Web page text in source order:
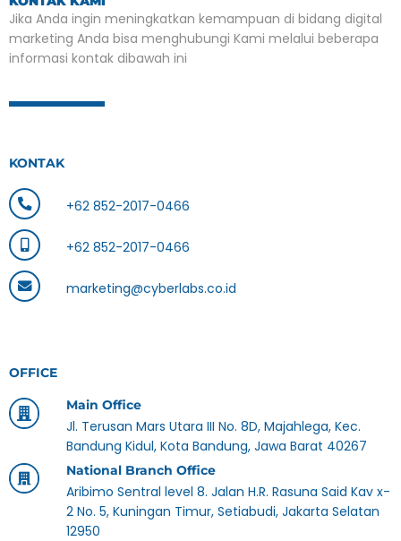
Jika Anda ingin meningkatkan kemampuan di bidang digital
marketing Anda bisa menghubungi Kami melalui beberapa
informasi kontak dibawah ini
KONTAK
+62 852-2017-0466
+62 852-2017-0466
marketing@cyberlabs.co.id
OFFICE
Main Office
Jl. Terusan Mars Utara III No. 8D, Majahlega, Kec.
Bandung Kidul, Kota Bandung, Jawa Barat 40267
National Branch Office
Aribimo Sentral level 8. Jalan H.R. Rasuna Said Kav x-
2 No. 5, Kuningan Timur, Setiabudi, Jakarta Selatan
12950